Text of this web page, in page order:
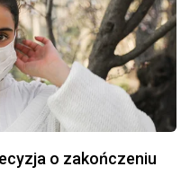
o zakończeniu